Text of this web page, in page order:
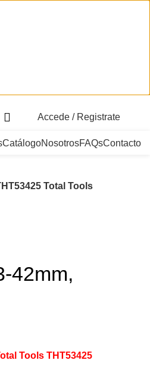
Accede / Registrate
CatálogoNosotrosFAQsContacto
Total Tools
42mm,
Tools THT53425